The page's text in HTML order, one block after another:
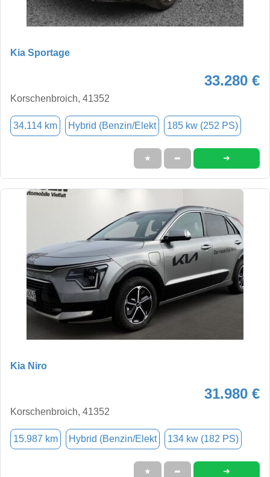
Kia Sportage
33.280 €
Korschenbroich, 41352
34.114 km Hybrid (Benzin/Elekt 185 kw (252 PS)
★ ➦ ➜
Kia Niro
31.980 €
Korschenbroich, 41352
15.987 km Hybrid (Benzin/Elekt 134 kw (182 PS)
★ ➦ ➜